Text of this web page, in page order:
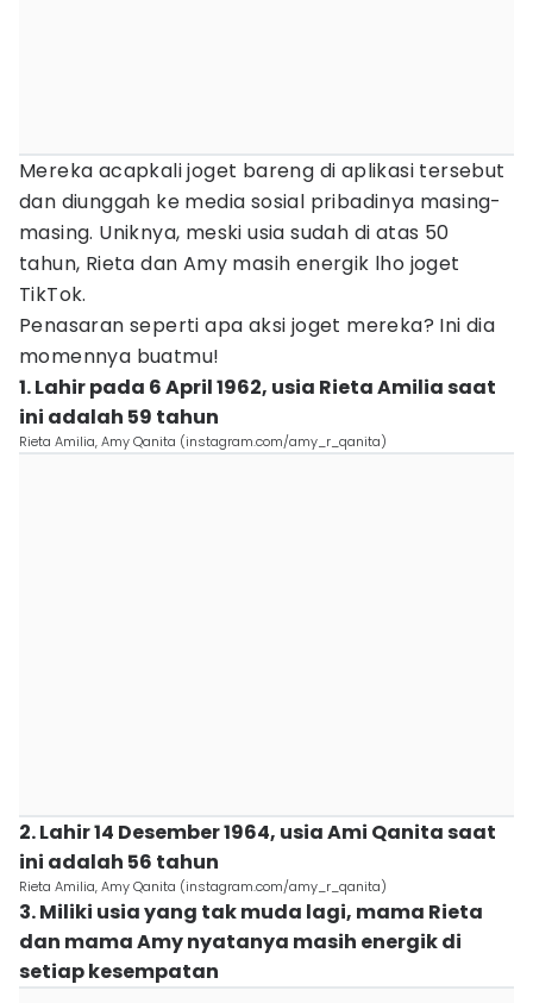
Mereka acapkali joget bareng di aplikasi tersebut
dan diunggah ke media sosial pribadinya masing-
masing. Uniknya, meski usia sudah di atas 50
tahun, Rieta dan Amy masih energik lho joget
TikTok.
Penasaran seperti apa aksi joget mereka? Ini dia
momennya buatmu!
1. Lahir pada 6 April 1962, usia Rieta Amilia saat
ini adalah 59 tahun
Rieta Amilia, Amy Qanita (instagram.com/amy_r_qanita)
2. Lahir 14 Desember 1964, usia Ami Qanita saat
ini adalah 56 tahun
Rieta Amilia, Amy Qanita (instagram.com/amy_r_qanita)
3. Miliki usia yang tak muda lagi, mama Rieta
dan mama Amy nyatanya masih energik di
setiap kesempatan